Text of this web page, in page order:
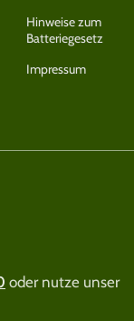
Hinweise zum
Batteriegesetz
Impressum
oder nutze unser